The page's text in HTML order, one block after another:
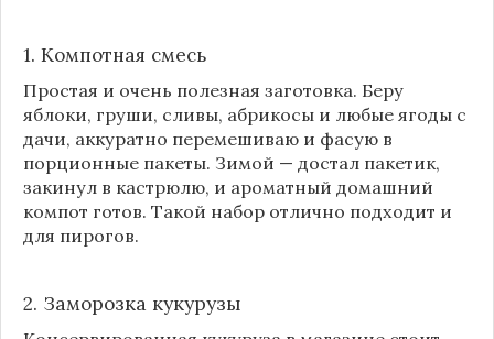
1. Компотная смесь
Простая и очень полезная заготовка. Беру
яблоки, груши, сливы, абрикосы и любые ягоды с
дачи, аккуратно перемешиваю и фасую в
порционные пакеты. Зимой — достал пакетик,
закинул в кастрюлю, и ароматный домашний
компот готов. Такой набор отлично подходит и
для пирогов.
2. Заморозка кукурузы